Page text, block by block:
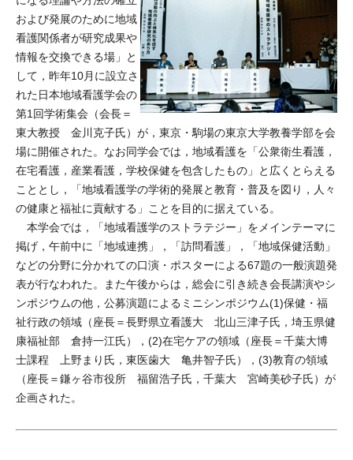
および発展のために地域
看護関係者が研究成果や
情報を交換できる場」と
して，昨年10月に設立さ
れた日本地域看護学会の
第1回学術集会（会長＝
東大教授 金川克子氏）が，東京・駒場の東京大学教養学部を会
場に開催された。なお同学会では，地域看護を「公衆衛生看護，
在宅看護，産業看護，学校保健を包含したもの」と広くとらえる
こととし，「地域看護学の学術的発展と教育・普及を図り，人々
の健康と福祉に貢献する」ことを目的に据えている。
本学会では，「地域看護学のストラテジー」をメインテーマに
掲げ，午前中に「地域連携」，「訪問看護」，「地域保健活動」
などの分野に分かれての口演・ポスターによる67題の一般演題発
表が行なわれた。また午後からは，総会に引き続き会長講演やシ
ンポジウムの他，公募演題によるミニシンポジウム(1)保健・福
祉行政の領域（座長＝長野県立看護大 北山三津子氏，埼玉県健
康福祉部 倉持一江氏），(2)在宅ケアの領域（座長＝千葉大博
士課程 上野まり氏，東医歯大 亀井智子氏），(3)教育の領域
（座長＝鎌ヶ谷市役所 福留浩子氏，千葉大 宮崎美砂子氏）が
企画された。